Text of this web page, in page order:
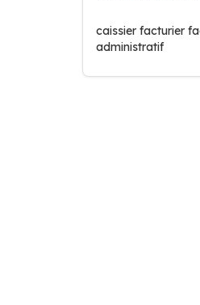
caissier facturier
administratif